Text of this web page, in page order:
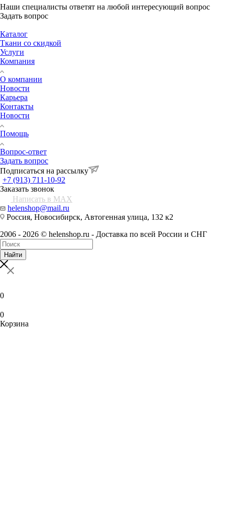
Наши специалисты ответят на любой интересующий вопрос
Задать вопрос
Каталог
Ткани со скидкой
Услуги
Компания
О компании
Новости
Карьера
Контакты
Новости
Помощь
Вопрос-ответ
Задать вопрос
Подписаться на рассылку
+7 (913) 711-10-92
Заказать звонок
Написать в MAX
helenshop@mail.ru
Россия, Новосибирск, Автогенная улица, 132 к2
2006 - 2026 © helenshop.ru - Доставка по всей России и СНГ
Найти
0
0
Корзина